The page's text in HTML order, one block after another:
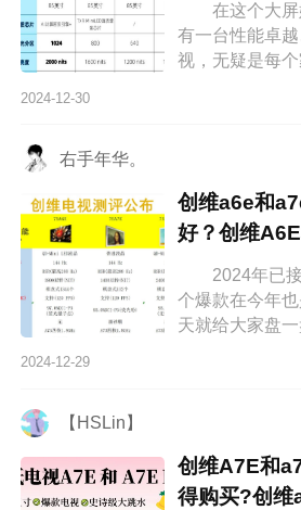
在这个大屏
有一台性能卓
视，无疑是每
沙发上，享受
2024-12-30
右手年华。
创维a6e和
好？创维
哪个好
2024年已接
个爆款在今年
天就给大家盘
a7epro哪个画
2024-12-29
【HSLin】
创维A7E和
得购买?创维